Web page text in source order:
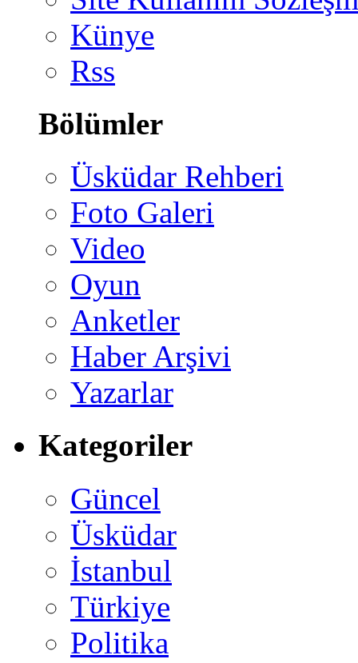
Künye
Rss
Bölümler
Üsküdar Rehberi
Foto Galeri
Video
Oyun
Anketler
Haber Arşivi
Yazarlar
Kategoriler
Güncel
Üsküdar
İstanbul
Türkiye
Politika